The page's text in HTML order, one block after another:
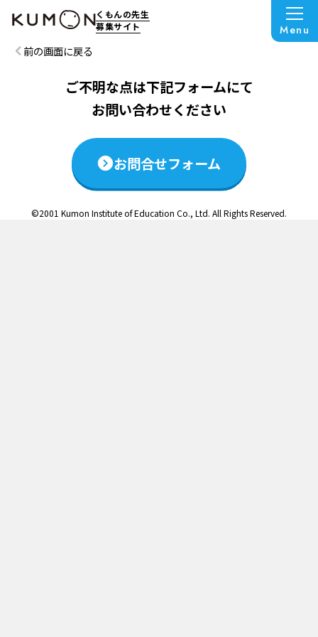
くもんの先生
募集サイト
Menu
この説明会は終了いたしました
前の画面に戻る
ご不明な点は下記フォームにて
お問い合わせください
お問合せフォーム
©2001 Kumon Institute of Education Co., Ltd. All Rights Reserved.